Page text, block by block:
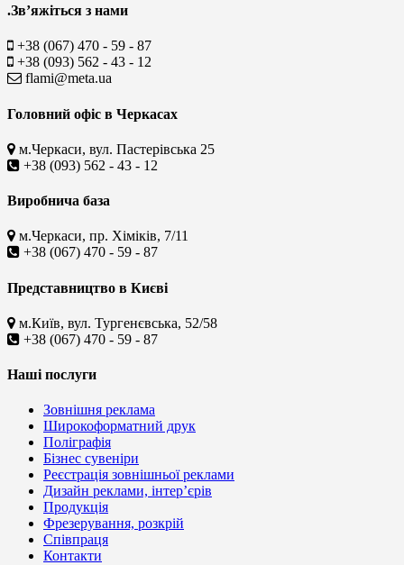
.Зв’яжіться з нами
+38 (067) 470 - 59 - 87
+38 (093) 562 - 43 - 12
flami@meta.ua
Головний офіс в Черкасах
м.Черкаси, вул. Пастерівська 25
+38 (093) 562 - 43 - 12
Виробнича база
м.Черкаси, пр. Хіміків, 7/11
+38 (067) 470 - 59 - 87
Представництво в Києві
м.Київ, вул. Тургенєвська, 52/58
+38 (067) 470 - 59 - 87
Наші послуги
Зовнішня реклама
Широкоформатний друк
Поліграфія
Бізнес сувеніри
Реєстрація зовнішньої реклами
Дизайн реклами, інтер’єрів
Продукція
Фрезерування, розкрій
Співпраця
Контакти